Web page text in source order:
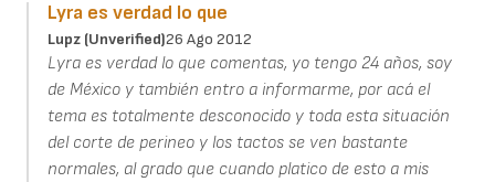
Lyra es verdad lo que
Lupz (unverified)26 Ago 2012
Lyra es verdad lo que comentas, yo tengo 24 años, soy
de México y también entro a informarme, por acá el
tema es totalmente desconocido y toda esta situación
del corte de perineo y los tactos se ven bastante
normales, al grado que cuando platico de esto a mis